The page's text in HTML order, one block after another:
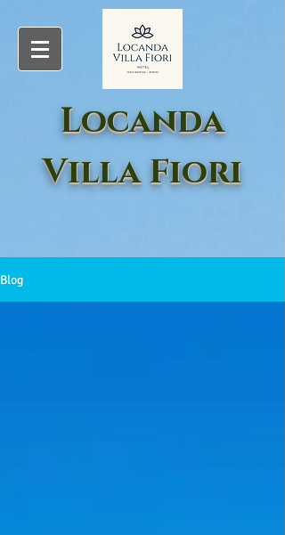
Locanda
Villa Fiori
Blog